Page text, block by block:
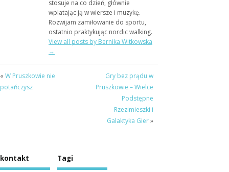
stosuje na co dzień, głównie
wplatając ją w wiersze i muzykę.
Rozwijam zamiłowanie do sportu,
ostatnio praktykując nordic walking.
View all posts by Bernika Witkowska
→
« W Pruszkowie nie
potańczysz
Gry bez prądu w
Pruszkowie – Wielce
Podstępne
Rzezimieszki i
Galaktyka Gier»
kontakt Tagi